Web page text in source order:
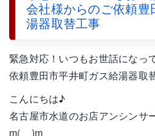
会社様からのご依頼豊
湯器取替工事
緊急対応！いつもお世話になっ
依頼豊田市平井町ガス給湯器
こんにちは♪
名古屋市水道のお店アンシンサ
m(__)m